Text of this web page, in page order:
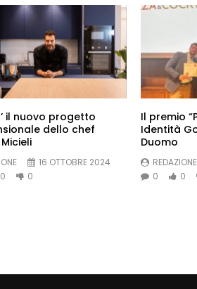
il nuovo progetto
dello chef
16 OTTOBRE 2024
0 0
Il premio
Identità
Duomo
REDAZIONE
0
0